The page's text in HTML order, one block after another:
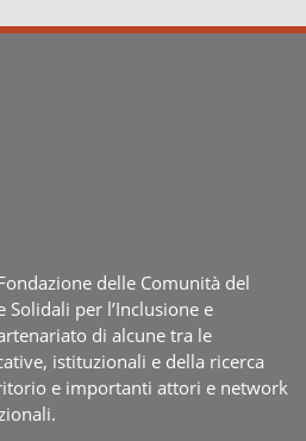
delle Comunità del
per l’Inclusione e
di alcune tra le
istituzionali e della ricerca
e importanti attori e network